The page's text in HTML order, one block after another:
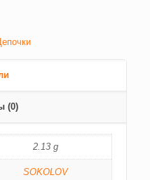
(0)
2.13 g
SOKOLOV